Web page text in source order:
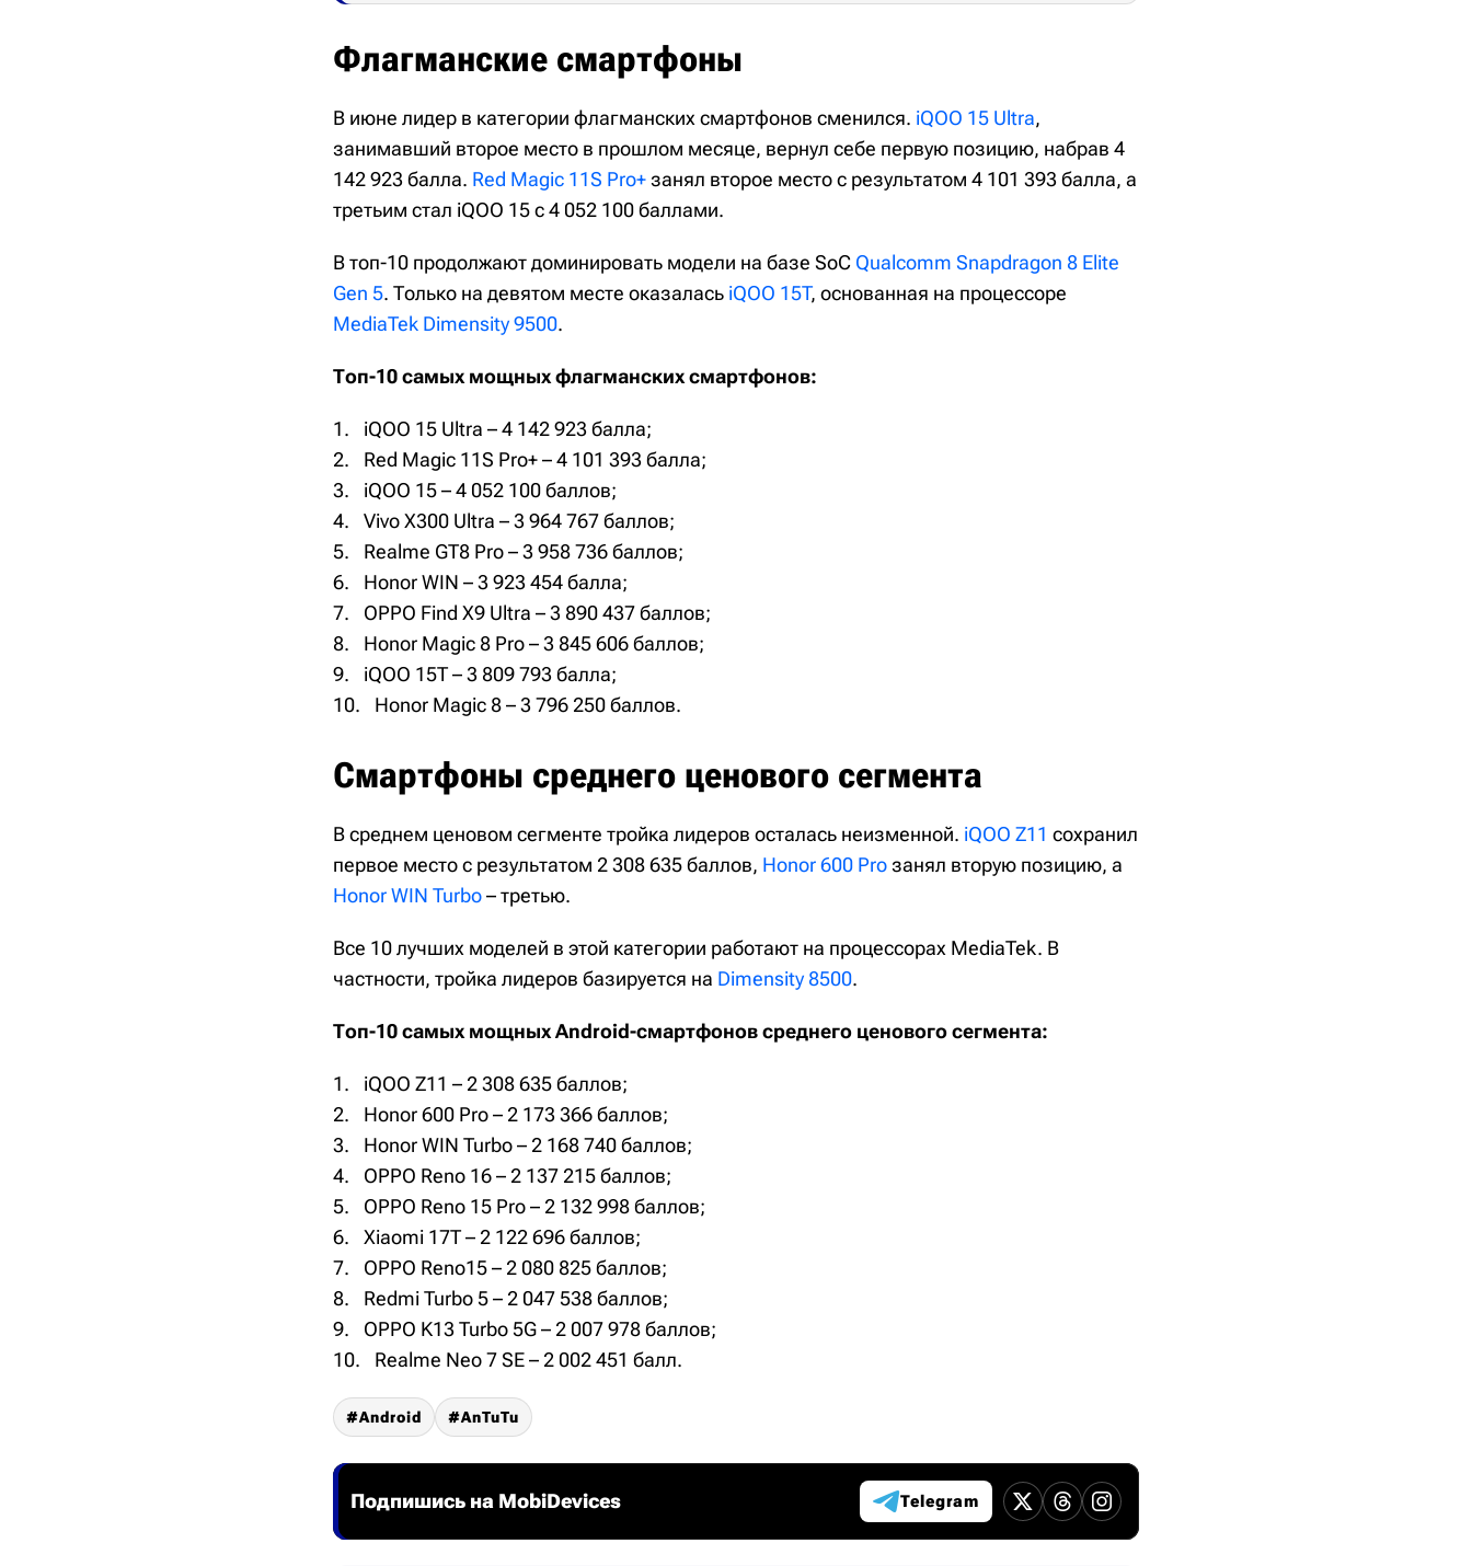
Флагманские смартфоны
В июне лидер в категории флагманских смартфонов сменился. iQOO 15 Ultra,
занимавший второе место в прошлом месяце, вернул себе первую позицию, набрав 4
142 923 балла. Red Magic 11S Pro+занял второе место с результатом 4 101 393 балла, а
третьим стал iQOO 15 с 4 052 100 баллами.
В топ-10 продолжают доминировать модели на базе SoC Qualcomm Snapdragon 8 Elite
Gen 5. Только на девятом месте оказалась iQOO 15T, основанная на процессоре
MediaTek Dimensity 9500.
Топ-10 самых мощных флагманских смартфонов:
iQOO 15 Ultra – 4 142 923 балла;
Red Magic 11S Pro+ – 4 101 393 балла;
iQOO 15 – 4 052 100 баллов;
Vivo X300 Ultra – 3 964 767 баллов;
Realme GT8 Pro – 3 958 736 баллов;
Honor WIN – 3 923 454 балла;
OPPO Find X9 Ultra – 3 890 437 баллов;
Honor Magic 8 Pro – 3 845 606 баллов;
iQOO 15T – 3 809 793 балла;
Honor Magic 8 – 3 796 250 баллов.
Смартфоны среднего ценового сегмента
В среднем ценовом сегменте тройка лидеров осталась неизменной. iQOO Z11 сохранил
первое место с результатом 2 308 635 баллов, Honor 600 Proзанял вторую позицию, а
Honor WIN Turbo– третью.
Все 10 лучших моделей в этой категории работают на процессорах MediaTek. В
частности, тройка лидеров базируется на Dimensity 8500.
Топ-10 самых мощных Android-смартфонов среднего ценового сегмента:
iQOO Z11 – 2 308 635 баллов;
Honor 600 Pro – 2 173 366 баллов;
Honor WIN Turbo – 2 168 740 баллов;
OPPO Reno 16 – 2 137 215 баллов;
OPPO Reno 15 Pro – 2 132 998 баллов;
Xiaomi 17T – 2 122 696 баллов;
OPPO Reno15 – 2 080 825 баллов;
Redmi Turbo 5 – 2 047 538 баллов;
OPPO K13 Turbo 5G – 2 007 978 баллов;
Realme Neo 7 SE – 2 002 451 балл.
Android AnTuTu
Подпишись на MobiDevices Telegram